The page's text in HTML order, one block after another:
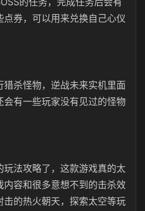
券，可以用来兑换自己心仪
杀怪物，逆战未来实机里面
会有一些玩家没有见过的怪物
法攻略了，这款游戏真的太
容和很多意想不到的击杀效
击的热火朝天，探索太空等玩